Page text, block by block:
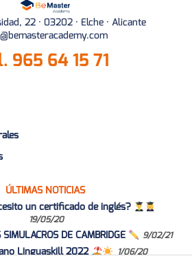
22 · 03202 · Elche · Alicante
965 64 15 71
ÚLTIMAS NOTICIAS
un certificado de inglés?
19/05/20
DE CAMBRIDGE 9/02/21
Linguaskill 2022 1/06/20